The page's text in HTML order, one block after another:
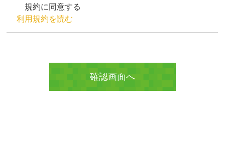
規約に同意する
利用規約を読む